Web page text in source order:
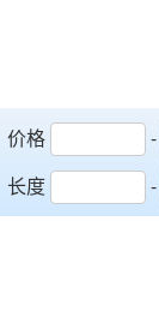
价格
-
长度
-